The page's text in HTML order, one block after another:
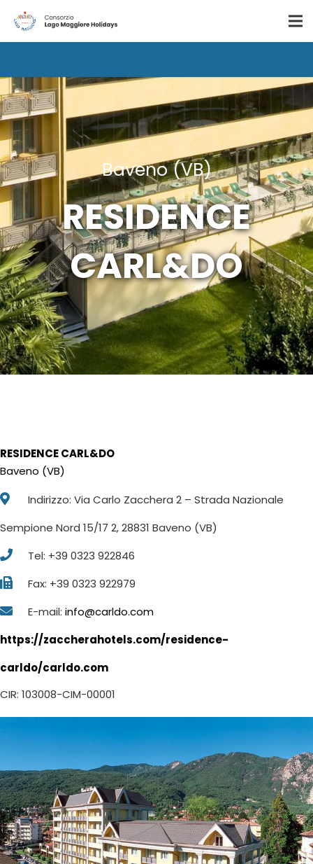
Baveno (VB)
RESIDENCE
CARL&DO
RESIDENCE CARL&DO
Baveno (VB)
Indirizzo: Via Carlo Zacchera 2 – Strada Nazionale
Sempione Nord 15/17 2, 28831 Baveno (VB)
Tel: +39 0323 922846
Fax: +39 0323 922979
E-mail: info@carldo.com
https://zaccherahotels.com/residence-
carldo/carldo.com
CIR: 103008-CIM-00001